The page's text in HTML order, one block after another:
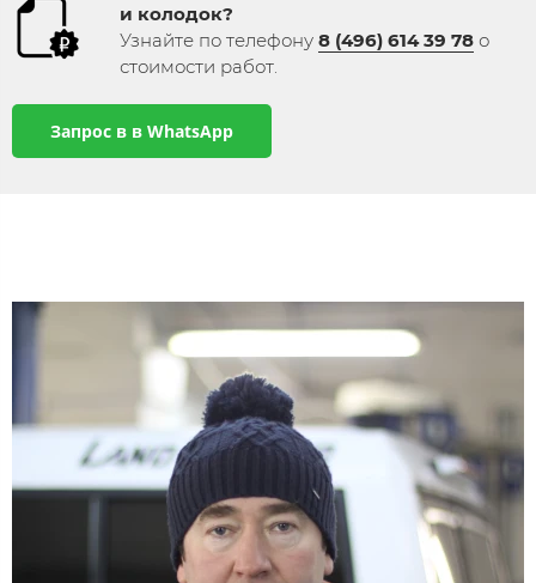
и колодок​?
Узнайте по телефону 8 (496) 614 39 78 ​ о
стоимости работ​.
Запрос в в WhatsApp